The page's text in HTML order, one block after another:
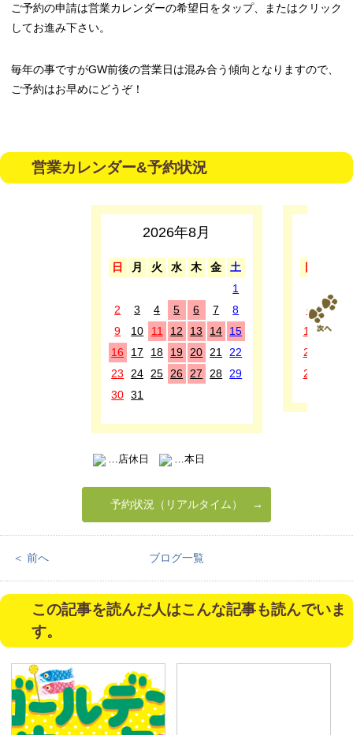
ご予約の申請は営業カレンダーの希望日をタップ、またはクリック
してお進み下さい。
毎年の事ですがGW前後の営業日は混み合う傾向となりますので、
ご予約はお早めにどうぞ！
営業カレンダー&予約状況
2026年8月
日 月 火 水 木 金
土
1
2
3 4 5 6 7
8
9
10 11 12 13 14
15
16
17 18 19 20 21
22
23
24 25 26 27 28
29
30 31
日
6
7
13
14
20
27
…店休日 …本日
予約状況（リアルタイム）
＜ 前へ ブログ一覧
この記事を読んだ人はこんな記事も読んでいま
す。